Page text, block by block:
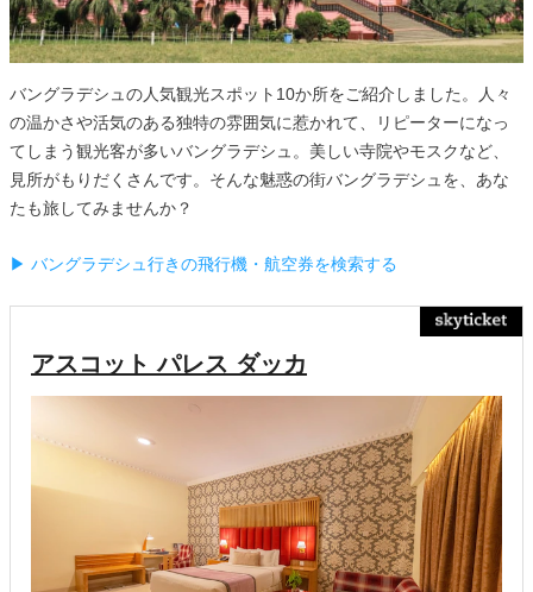
バングラデシュの人気観光スポット10か所をご紹介しました。人々
の温かさや活気のある独特の雰囲気に惹かれて、リピーターになっ
てしまう観光客が多いバングラデシュ。美しい寺院やモスクなど、
見所がもりだくさんです。そんな魅惑の街バングラデシュを、あな
たも旅してみませんか？
▶ バングラデシュ行きの飛行機・航空券を検索する
アスコット パレス ダッカ